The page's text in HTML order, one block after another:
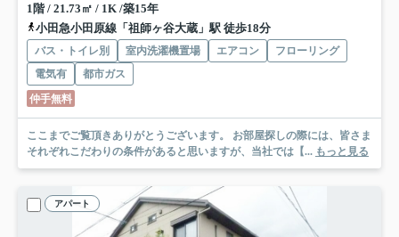
1階 / 21.73㎡ / 1K /築15年
小田急小田原線「祖師ヶ谷大蔵」駅 徒歩18分
バス・トイレ別 室内洗濯機置場 エアコン
フローリング
電気有
都市ガス
仲手無料
ここまでご覧頂きありがとうございます。 お部屋探しの際には、皆さま
それぞれこだわりの条件があると思いますが、当社では【... もっと見る
アパート